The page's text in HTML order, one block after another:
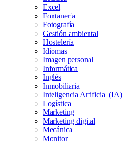
Excel
Fontanería
Fotografía
Gestión ambiental
Hostelería
Idiomas
Imagen personal
Informática
Inglés
Inmobiliaria
Inteligencia Artificial (IA)
Logística
Marketing
Marketing digital
Mecánica
Monitor